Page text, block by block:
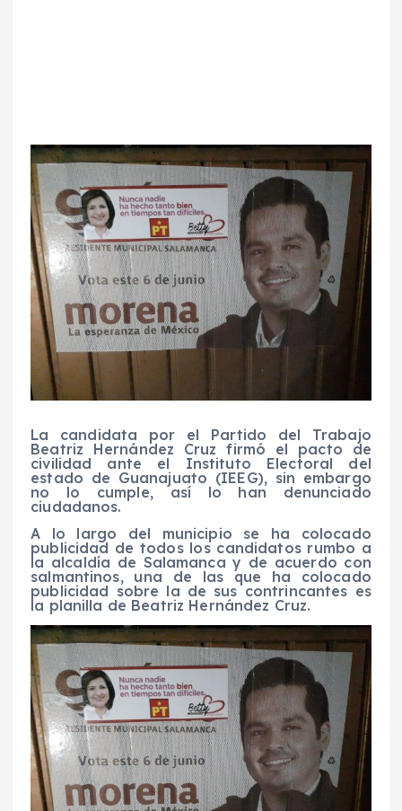
La candidata por el Partido del Trabajo
Beatriz Hernández Cruz firmó el pacto de
civilidad ante el Instituto Electoral del
estado de Guanajuato (IEEG), sin embargo
no lo cumple, así lo han denunciado
ciudadanos.
A lo largo del municipio se ha colocado
publicidad de todos los candidatos rumbo a
la alcaldía de Salamanca y de acuerdo con
salmantinos, una de las que ha colocado
publicidad sobre la de sus contrincantes es
la planilla de Beatriz Hernández Cruz.